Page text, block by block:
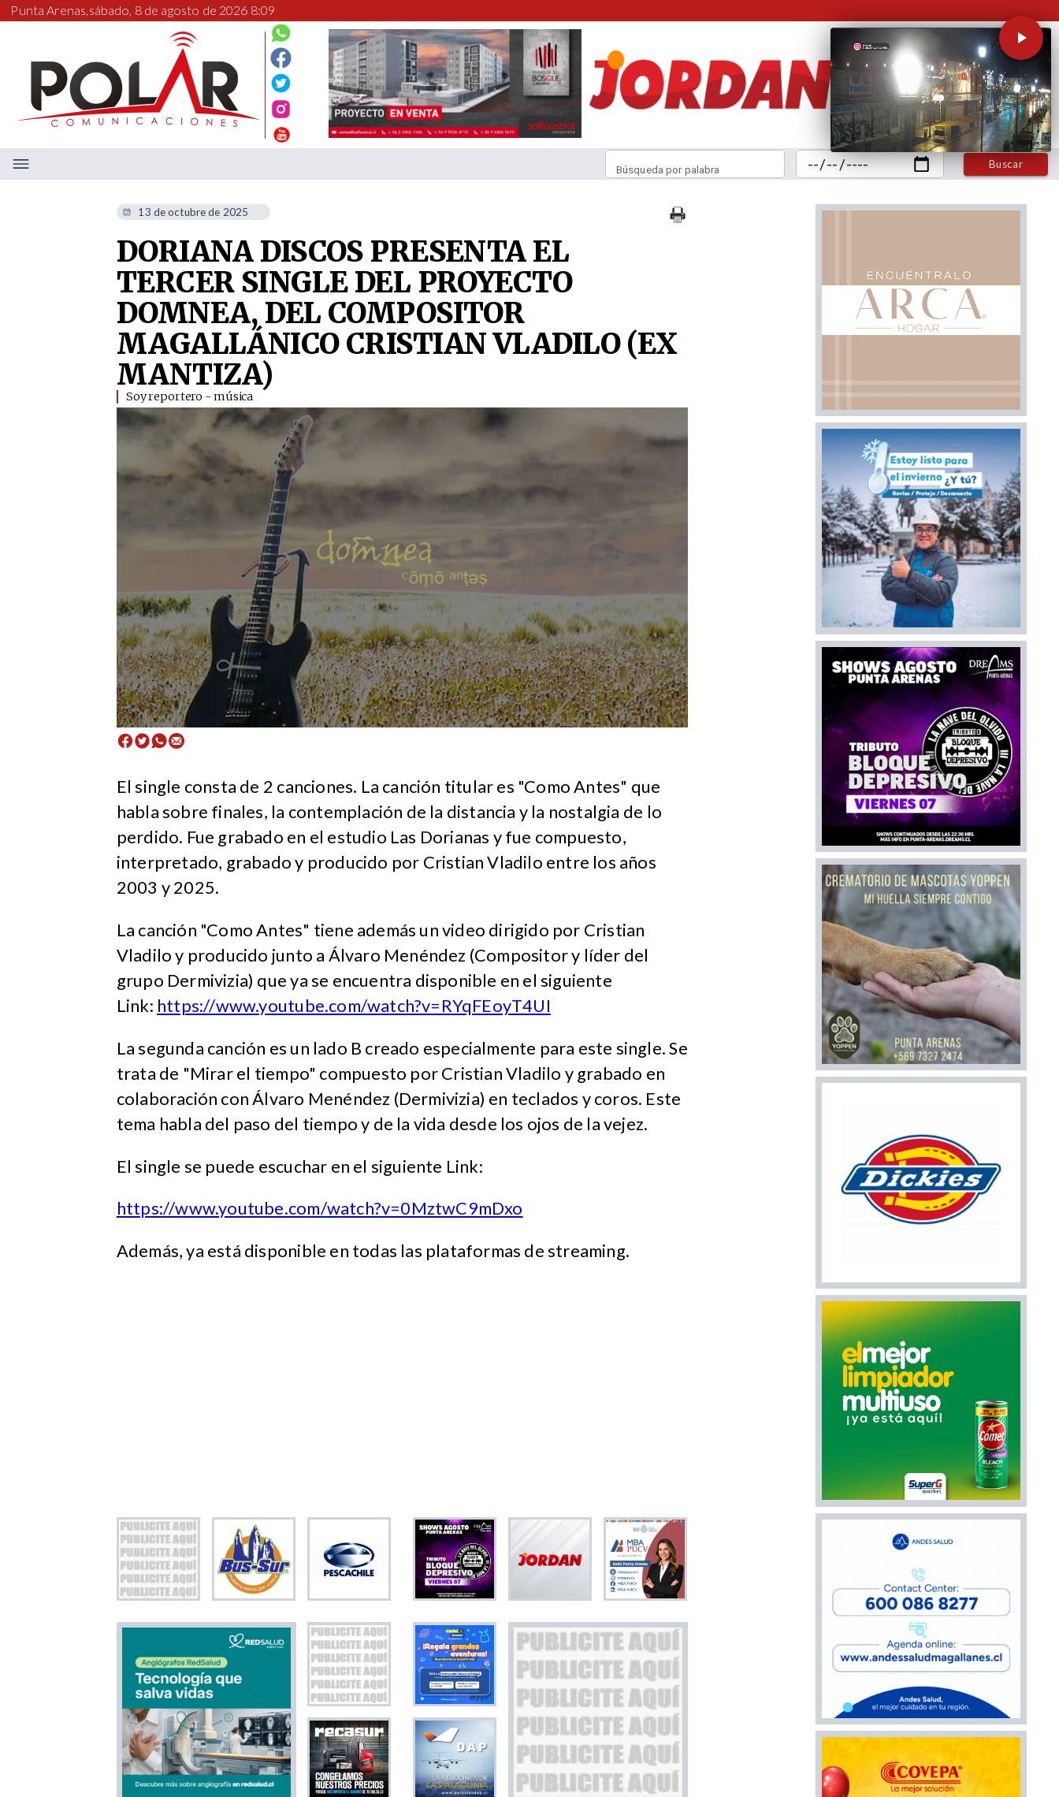
Punta Arenas,sábado, 8 de agosto de 2026 8:09
Buscar
Búsqueda por palabra
13 de octubre de 2025
DORIANA DISCOS PRESENTA EL
TERCER SINGLE DEL PROYECTO
DOMNEA, DEL COMPOSITOR
MAGALLÁNICO CRISTIAN VLADILO (EX
MANTIZA)
Soy reportero - música
El single consta de 2 canciones. La canción titular es "Como Antes" que
habla sobre finales, la contemplación de la distancia y la nostalgia de lo
perdido. Fue grabado en el estudio Las Dorianas y fue compuesto,
interpretado, grabado y producido por Cristian Vladilo entre los años
2003 y 2025.
La canción "Como Antes" tiene además un video dirigido por Cristian
Vladilo y producido junto a Álvaro Menéndez (Compositor y líder del
grupo Dermivizia) que ya se encuentra disponible en el siguiente
Link: https://www.youtube.com/watch?v=RYqFEoyT4UI
La segunda canción es un lado B creado especialmente para este single. Se
trata de "Mirar el tiempo" compuesto por Cristian Vladilo y grabado en
colaboración con Álvaro Menéndez (Dermivizia) en teclados y coros. Este
tema habla del paso del tiempo y de la vida desde los ojos de la vejez.
El single se puede escuchar en el siguiente Link:
https://www.youtube.com/watch?v=0MztwC9mDxo
Además, ya está disponible en todas las plataformas de streaming.